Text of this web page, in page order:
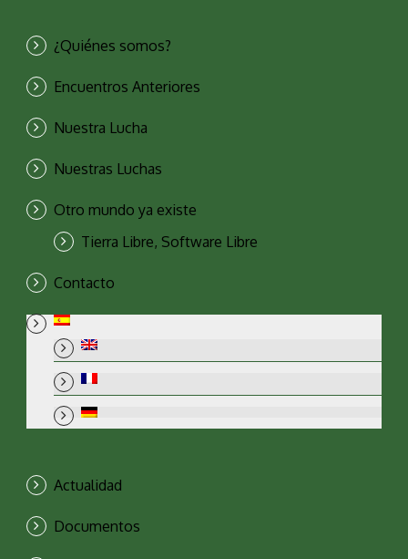
¿Quiénes somos?
Encuentros Anteriores
Nuestra Lucha
Nuestras Luchas
Otro mundo ya existe
Tierra Libre, Software Libre
Contacto
Actualidad
Documentos